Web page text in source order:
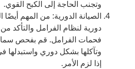
وتجنب الحاجة إلى الكبح القوي.
الصيانة الدورية: من المهم أيضًا
دورية لنظام الفرامل والتأكد
فحمات الفرامل. قم بفحص
وتآكلها بشكل دوري واستبدلها
إذا لزم الأمر.